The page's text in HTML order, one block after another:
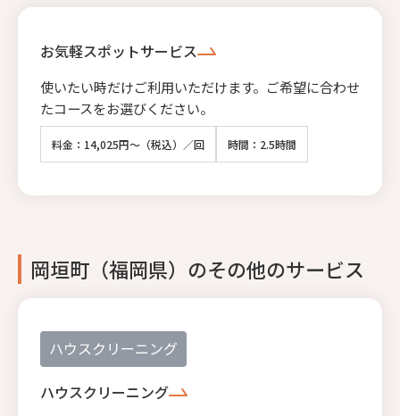
お気軽スポットサービス
使いたい時だけご利用いただけます。ご希望に合わせ
たコースをお選びください。
料金：14,025円～（税込）／回 時間：2.5時間
岡垣町（福岡県）のその他のサービス
ハウスクリーニング
ハウスクリーニング